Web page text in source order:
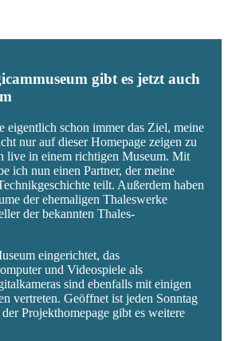
gibt es jetzt auch
eigentlich schon immer das Ziel, meine
nur auf dieser Homepage zeigen zu
live in einem richtigen Museum. Mit
ich nun einen Partner, der meine
teilt. Außerdem haben
der ehemaligen Thaleswerke
der bekannten Thales-
eingerichtet, das
und Videospiele als
sind ebenfalls mit einigen
vertreten. Geöffnet ist jeden Sonntag
Projekthomepage gibt es weitere